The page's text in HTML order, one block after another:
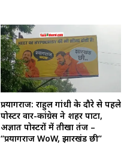
प्रयागराज: राहुल गांधी के दौरे से पहले
पोस्टर वार-कांग्रेस ने शहर पाटा,
अज्ञात पोस्टरों में तीखा तंज –
“प्रयागराज WoW, झारखंड छी”